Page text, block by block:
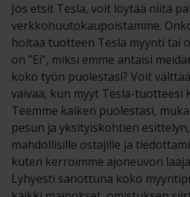
Jos etsit Tesla, voit löytää niitä
verkkohuutokaupoistamme.
hoitaa tuotteen Tesla myynti tai
on "Ei", miksi emme antaisi
koko työn puolestasi? Voit
vaivaa, kun myyt Tesla-tuotteesi
Teemme kaiken puolestasi,
pesun ja yksityiskohtien
mahdollisille ostajille ja
kuten kerroimme ajoneuvon
Lyhyesti sanottuna koko